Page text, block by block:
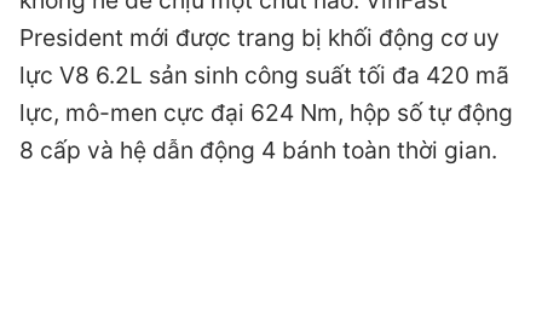
President mới được trang bị khối động cơ uy
lực V8 6.2L sản sinh công suất tối đa 420 mã
lực, mô-men cực đại 624 Nm, hộp số tự động
8 cấp và hệ dẫn động 4 bánh toàn thời gian.